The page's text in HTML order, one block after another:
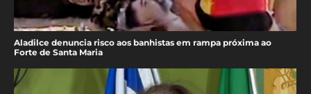
Aladilce denuncia risco aos banhistas em rampa próxima ao
Forte de Santa Maria